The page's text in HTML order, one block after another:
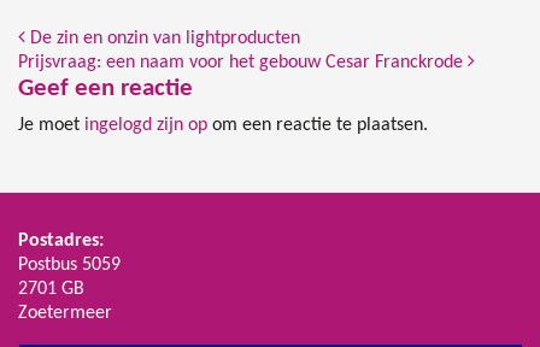
Bericht Navigatie
De zin en onzin van lightproducten
Prijsvraag: een naam voor het gebouw Cesar Franckrode
Geef een reactie
Je moet ingelogd zijn op om een reactie te plaatsen.
Postadres:
Postbus 5059
2701 GB
Zoetermeer